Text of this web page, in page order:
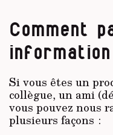
Comment
Si vous êtes un
collègue, un ami
vous pouvez nous
plusieurs façons :